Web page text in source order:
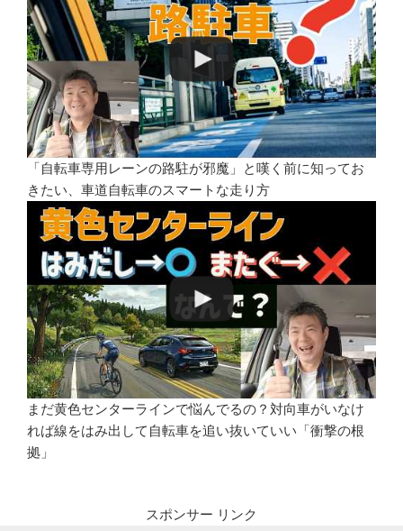
「自転車専用レーンの路駐が邪魔」と嘆く前に知ってお
きたい、車道自転車のスマートな走り方
まだ黄色センターラインで悩んでるの？対向車がいなけ
れば線をはみ出して自転車を追い抜いていい「衝撃の根
拠」
スポンサー リンク